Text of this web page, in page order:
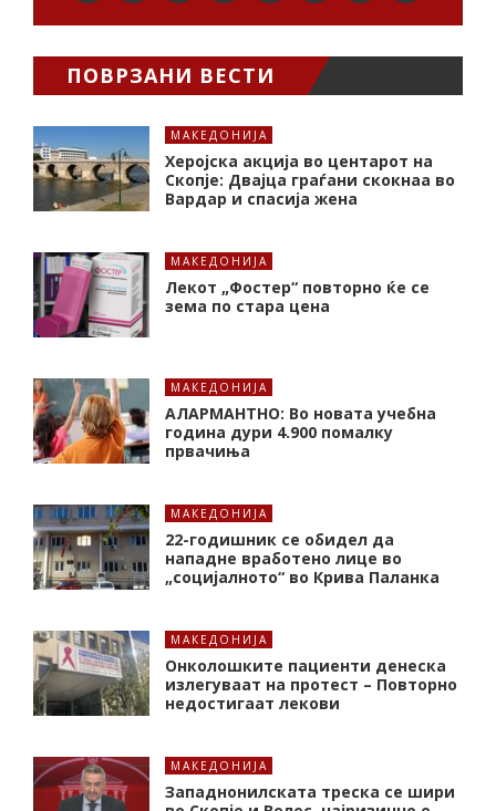
ПОВРЗАНИ ВЕСТИ
МАКЕДОНИЈА
Херојска акција во центарот на
Скопје: Двајца граѓани скокнаа во
Вардар и спасија жена
МАКЕДОНИЈА
Лекот „Фостер“ повторно ќе се
зема по стара цена
МАКЕДОНИЈА
АЛАРМАНТНО: Во новата учебна
година дури 4.900 помалку
првачиња
МАКЕДОНИЈА
22-годишник се обидел да
нападне вработено лице во
„социјалното“ во Крива Паланка
МАКЕДОНИЈА
Онколошките пациенти денеска
излегуваат на протест – Повторно
недостигаат лекови
МАКЕДОНИЈА
Западнонилската треска се шири